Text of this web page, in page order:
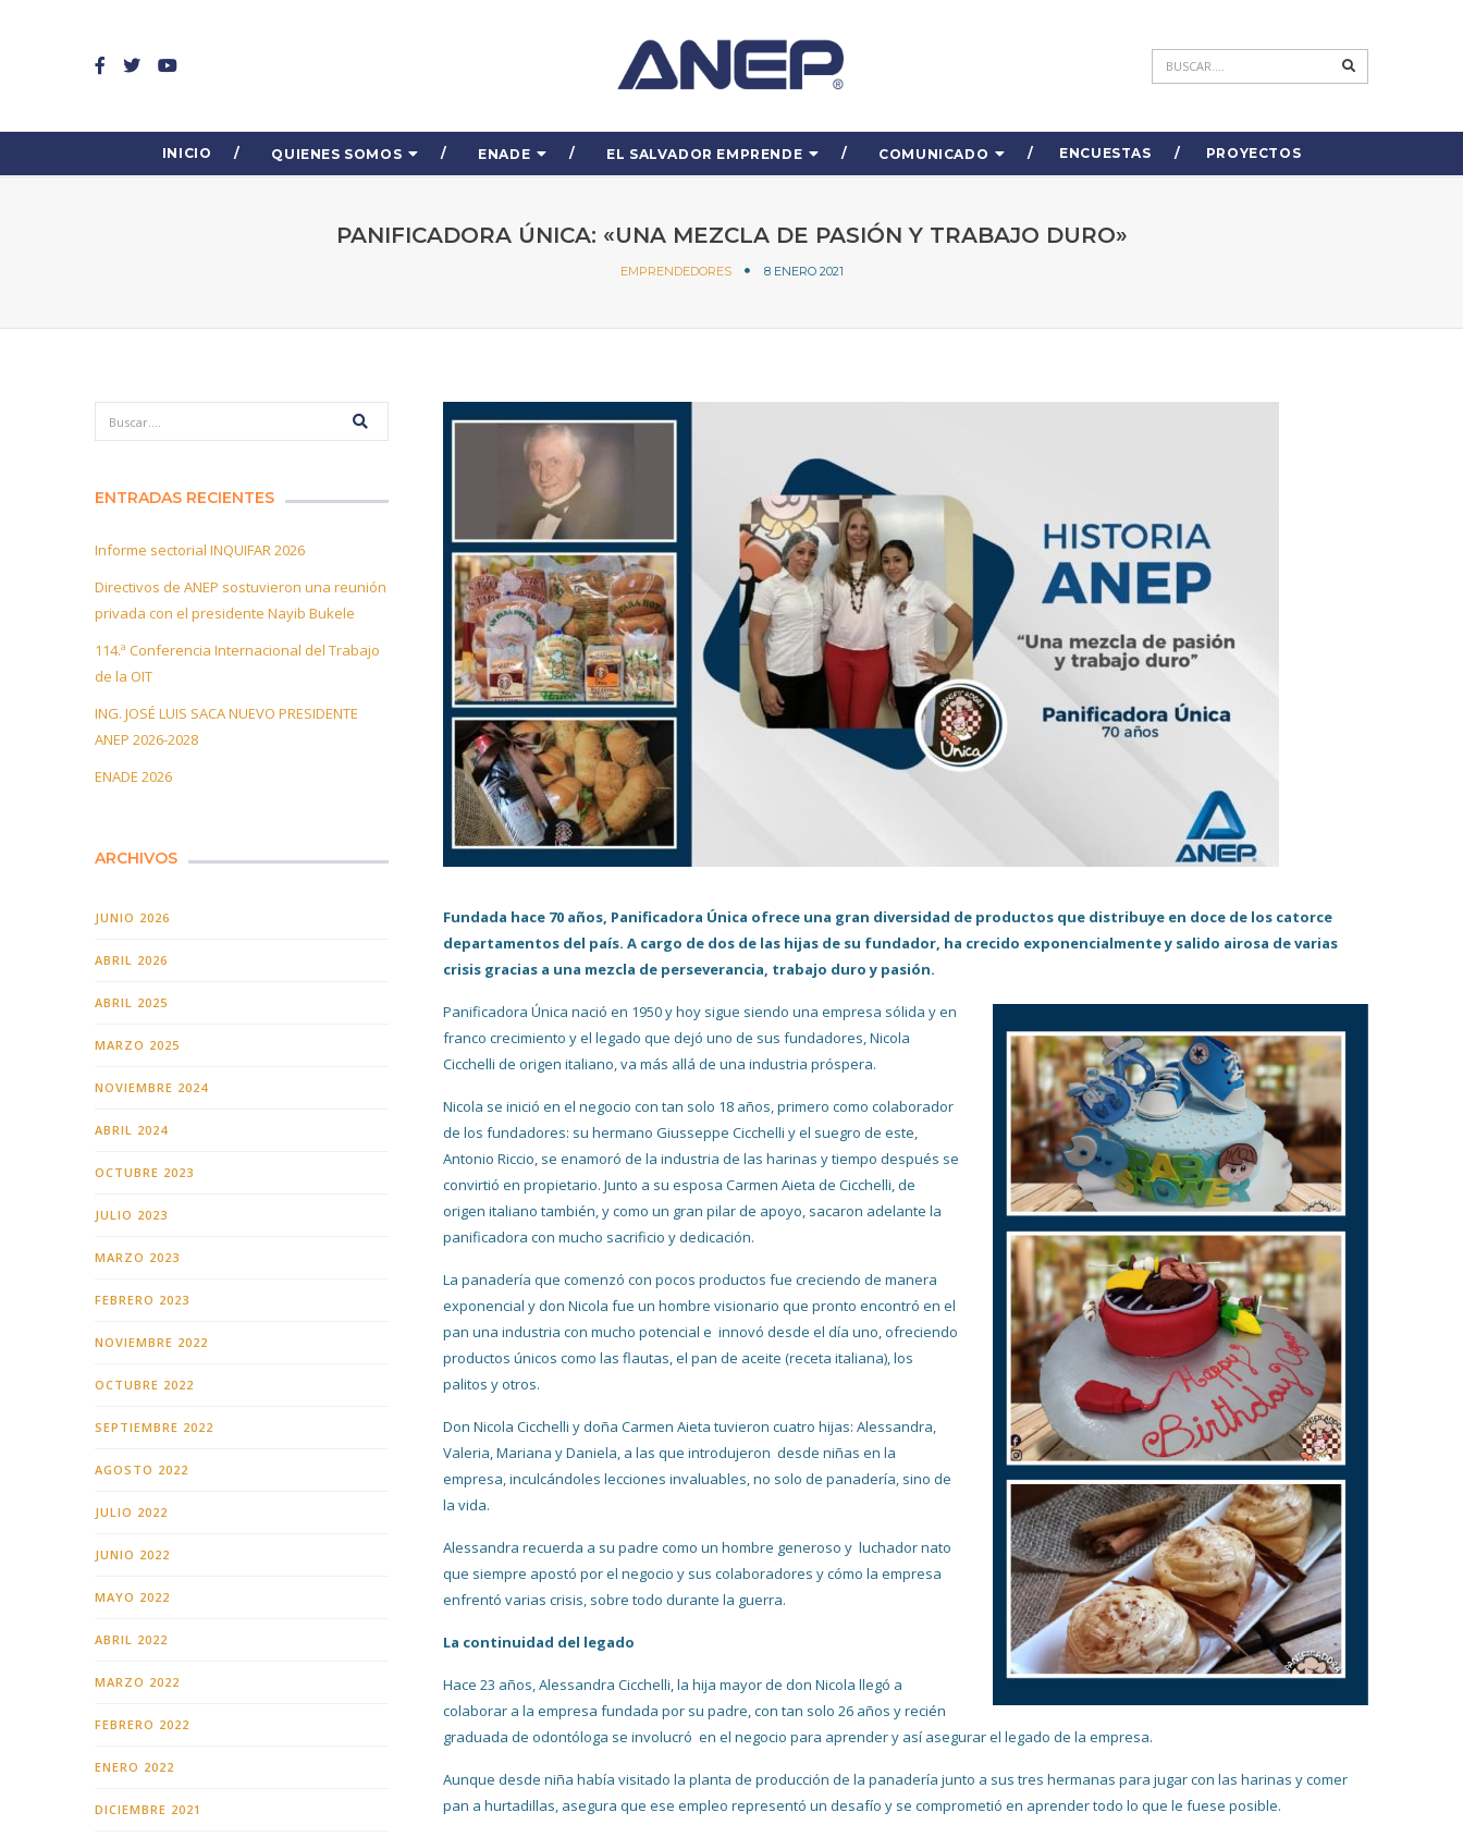
INICIO QUIENES SOMOS ENADE EL SALVADOR EMPRENDE COMUNICADO ENCUESTAS PROYECTOS
PANIFICADORA ÚNICA: «UNA MEZCLA DE PASIÓN Y TRABAJO DURO»
EMPRENDEDORES 8 ENERO 2021
Fundada hace 70 años, Panificadora Única ofrece una gran diversidad de productos que distribuye en doce de los catorce
departamentos del país. A cargo de dos de las hijas de su fundador, ha crecido exponencialmente y salido airosa de varias
crisis gracias a una mezcla de perseverancia, trabajo duro y pasión.
Panificadora Única nació en 1950 y hoy sigue siendo una empresa sólida y en
franco crecimiento y el legado que dejó uno de sus fundadores, Nicola
Cicchelli de origen italiano, va más allá de una industria próspera.
Nicola se inició en el negocio con tan solo 18 años, primero como colaborador
de los fundadores: su hermano Giusseppe Cicchelli y el suegro de este,
Antonio Riccio, se enamoró de la industria de las harinas y tiempo después se
convirtió en propietario. Junto a su esposa Carmen Aieta de Cicchelli, de
origen italiano también, y como un gran pilar de apoyo, sacaron adelante la
panificadora con mucho sacrificio y dedicación.
La panadería que comenzó con pocos productos fue creciendo de manera
exponencial y don Nicola fue un hombre visionario que pronto encontró en el
pan una industria con mucho potencial e innovó desde el día uno, ofreciendo
productos únicos como las flautas, el pan de aceite (receta italiana), los
palitos y otros.
Don Nicola Cicchelli y doña Carmen Aieta tuvieron cuatro hijas: Alessandra,
Valeria, Mariana y Daniela, a las que introdujeron desde niñas en la
empresa, inculcándoles lecciones invaluables, no solo de panadería, sino de
la vida.
Alessandra recuerda a su padre como un hombre generoso y luchador nato
que siempre apostó por el negocio y sus colaboradores y cómo la empresa
enfrentó varias crisis, sobre todo durante la guerra.
La continuidad del legado
Hace 23 años, Alessandra Cicchelli, la hija mayor de don Nicola llegó a
colaborar a la empresa fundada por su padre, con tan solo 26 años y recién
graduada de odontóloga se involucró en el negocio para aprender y así asegurar el legado de la empresa.
Aunque desde niña había visitado la planta de producción de la panadería junto a sus tres hermanas para jugar con las harinas y comer
pan a hurtadillas, asegura que ese empleo representó un desafío y se comprometió en aprender todo lo que le fuese posible.
ENTRADAS RECIENTES
Informe sectorial INQUIFAR 2026
Directivos de ANEP sostuvieron una reunión
privada con el presidente Nayib Bukele
114.ª Conferencia Internacional del Trabajo
de la OIT
ING. JOSÉ LUIS SACA NUEVO PRESIDENTE
ANEP 2026-2028
ENADE 2026
ARCHIVOS
JUNIO 2026
ABRIL 2026
ABRIL 2025
MARZO 2025
NOVIEMBRE 2024
ABRIL 2024
OCTUBRE 2023
JULIO 2023
MARZO 2023
FEBRERO 2023
NOVIEMBRE 2022
OCTUBRE 2022
SEPTIEMBRE 2022
AGOSTO 2022
JULIO 2022
JUNIO 2022
MAYO 2022
ABRIL 2022
MARZO 2022
FEBRERO 2022
ENERO 2022
DICIEMBRE 2021